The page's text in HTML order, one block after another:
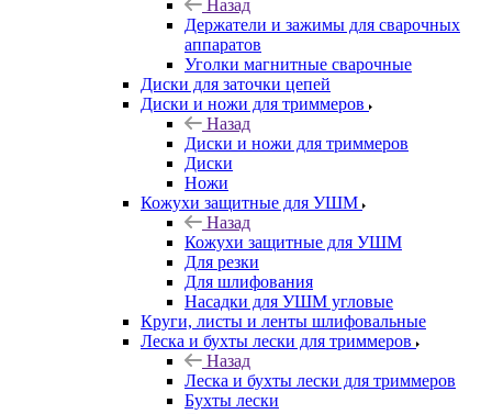
Назад
Держатели и зажимы для сварочных
аппаратов
Уголки магнитные сварочные
Диски для заточки цепей
Диски и ножи для триммеров
Назад
Диски и ножи для триммеров
Диски
Ножи
Кожухи защитные для УШМ
Назад
Кожухи защитные для УШМ
Для резки
Для шлифования
Насадки для УШМ угловые
Круги, листы и ленты шлифовальные
Леска и бухты лески для триммеров
Назад
Леска и бухты лески для триммеров
Бухты лески